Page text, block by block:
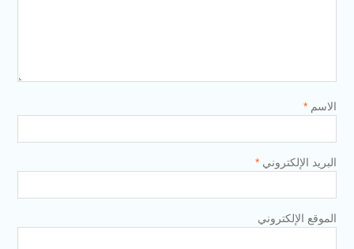
الاسم *
البريد الإلكتروني *
الموقع الإلكتروني